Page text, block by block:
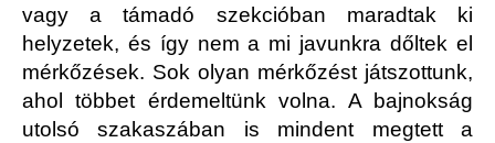
vagy a támadó szekcióban maradtak ki
helyzetek, és így nem a mi javunkra dőltek el
mérkőzések. Sok olyan mérkőzést játszottunk,
ahol többet érdemeltünk volna. A bajnokság
utolsó szakaszában is mindent megtett a